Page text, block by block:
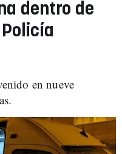
dentro de
en nueve